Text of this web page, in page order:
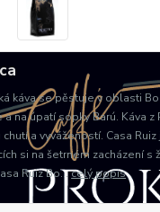
káva se pěstuje v oblasti
a na úpatí sopky Barú. Káva
a vyvážeností. Casa
si na šetrném zacházení s
Ruiz Bo...celý popis